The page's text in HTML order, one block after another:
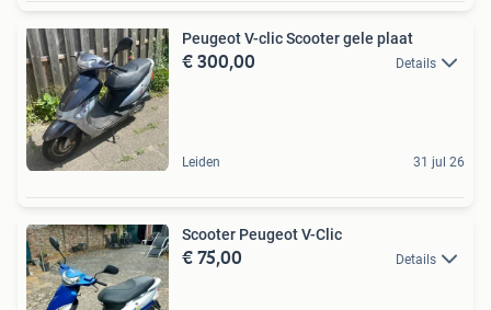
Peugeot V-clic Scooter gele plaat
€ 300,00 Details
Leiden 31 jul 26
Scooter Peugeot V-Clic
€ 75,00 Details